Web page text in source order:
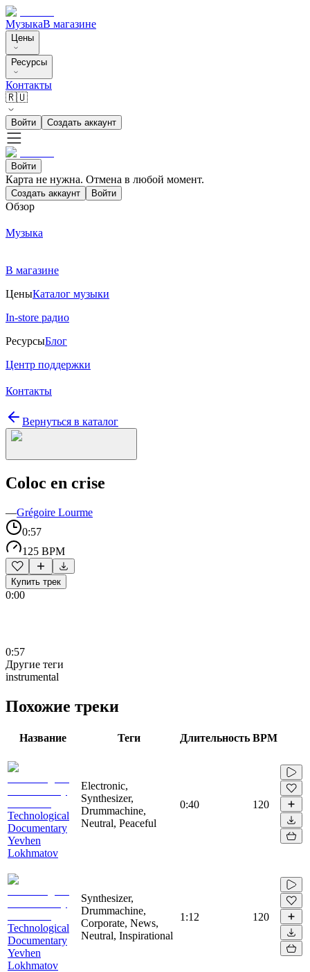
МузыкаВ магазине
Цены
Ресурсы
Контакты
🇷🇺
Войти Создать аккаунт
Войти
Карта не нужна. Отмена в любой момент.
Создать аккаунт Войти
Обзор
Музыка
В магазине
ЦеныКаталог музыки
In-store радио
РесурсыБлог
Центр поддержки
Контакты
Вернуться в каталог
Coloc en crise
—Grégoire Lourme
0:57
125 BPM
Купить трек
0:00
0:57
Другие теги
instrumental
Похожие треки
Название Теги Длительность BPM
Technological
Documentary
Yevhen
Lokhmatov
Electronic,
Synthesizer,
Drummachine,
Neutral, Peaceful
0:40 120
Technological
Documentary
Yevhen
Lokhmatov
Synthesizer,
Drummachine,
Corporate, News,
Neutral, Inspirational
1:12 120